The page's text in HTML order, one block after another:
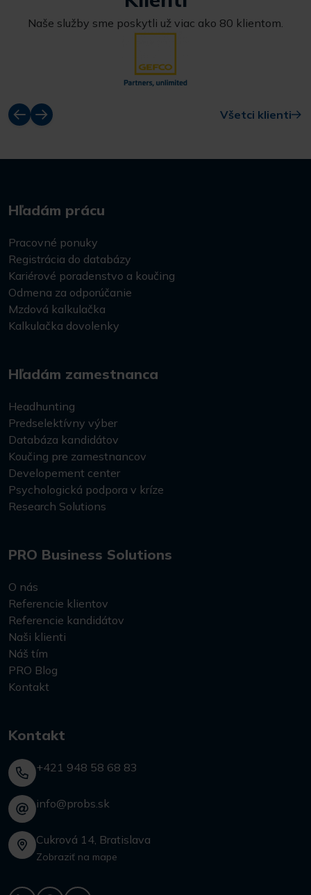
Naše služby sme poskytli už viac ako 80 klientom.
Všetci klienti
Hľadám prácu
Pracovné ponuky
Registrácia do databázy
Kariérové poradenstvo a koučing
Odmena za odporúčanie
Mzdová kalkulačka
Kalkulačka dovolenky
Hľadám zamestnanca
Headhunting
Predselektívny výber
Databáza kandidátov
Koučing pre zamestnancov
Developement center
Psychologická podpora v kríze
Research Solutions
PRO Business Solutions
O nás
Referencie klientov
Referencie kandidátov
Naši klienti
Náš tím
PRO Blog
Kontakt
Kontakt
+421 948 58 68 83
info@probs.sk
Cukrová 14, Bratislava
Zobraziť na mape